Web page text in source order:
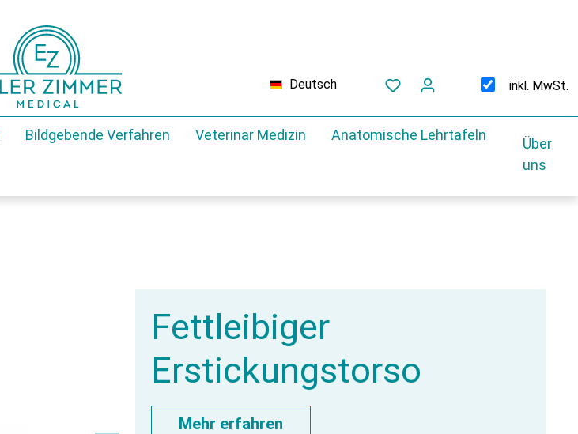
Deutsch inkl. MwSt.
Bildgebende Verfahren Veterinär Medizin Anatomische Lehrtafeln
Über
uns
Fettleibiger
Erstickungstorso
Mehr erfahren